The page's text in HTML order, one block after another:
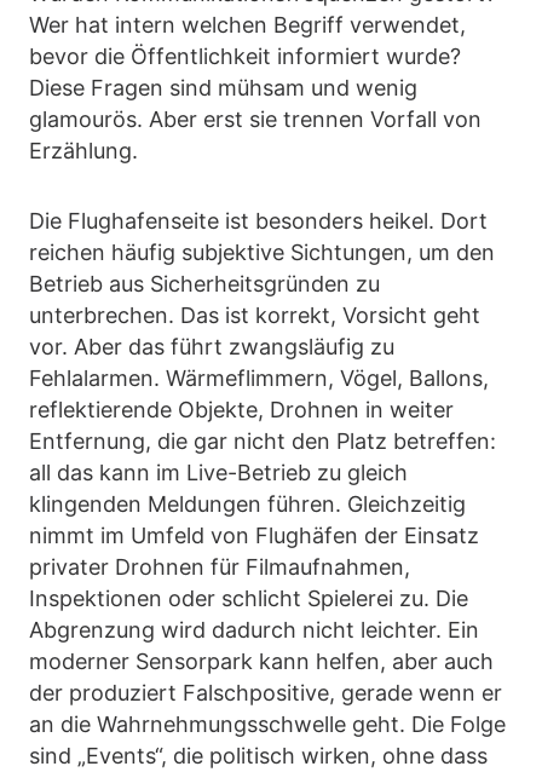
Wer hat intern welchen Begriff verwendet,
bevor die Öffentlichkeit informiert wurde?
Diese Fragen sind mühsam und wenig
glamourös. Aber erst sie trennen Vorfall von
Erzählung.
Die Flughafenseite ist besonders heikel. Dort
reichen häufig subjektive Sichtungen, um den
Betrieb aus Sicherheitsgründen zu
unterbrechen. Das ist korrekt, Vorsicht geht
vor. Aber das führt zwangsläufig zu
Fehlalarmen. Wärmeflimmern, Vögel, Ballons,
reflektierende Objekte, Drohnen in weiter
Entfernung, die gar nicht den Platz betreffen:
all das kann im Live-Betrieb zu gleich
klingenden Meldungen führen. Gleichzeitig
nimmt im Umfeld von Flughäfen der Einsatz
privater Drohnen für Filmaufnahmen,
Inspektionen oder schlicht Spielerei zu. Die
Abgrenzung wird dadurch nicht leichter. Ein
moderner Sensorpark kann helfen, aber auch
der produziert Falschpositive, gerade wenn er
an die Wahrnehmungsschwelle geht. Die Folge
sind „Events“, die politisch wirken, ohne dass